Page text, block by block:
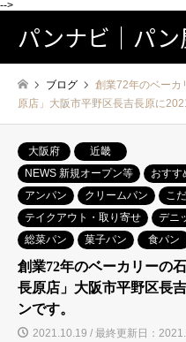
-->
パンナビ｜パ
ブログ
創業72年のベーカ
原店」大阪市平野区長吉長原に
大阪府
近畿
NEWS 新規オープン等
おすす
アンパン
クリームパン こ
テイクアウト・取り寄せ
デニ
総菜パン
菓子パン 食パン
創業72年のベーカリーの
長原店」大阪市平野区長
ンです。
2021.10.19 / 最終更新日：